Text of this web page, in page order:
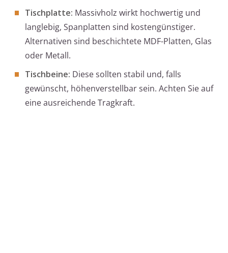
Tischplatte: Massivholz wirkt hochwertig und
langlebig, Spanplatten sind kostengünstiger.
Alternativen sind beschichtete MDF-Platten, Glas
oder Metall.
Tischbeine: Diese sollten stabil und, falls
gewünscht, höhenverstellbar sein. Achten Sie auf
eine ausreichende Tragkraft.